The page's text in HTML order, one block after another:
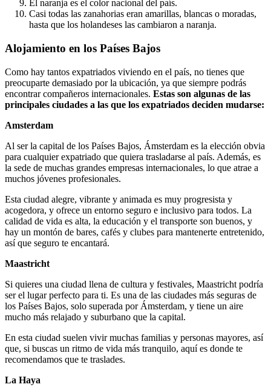
El naranja es el color nacional del país.
Casi todas las zanahorias eran amarillas, blancas o moradas,
hasta que los holandeses las cambiaron a naranja.
Alojamiento en los Países Bajos
Como hay tantos expatriados viviendo en el país, no tienes que
preocuparte demasiado por la ubicación, ya que siempre podrás
encontrar compañeros internacionales. Estas son algunas de las
principales ciudades a las que los expatriados deciden mudarse:
Amsterdam
Al ser la capital de los Países Bajos, Ámsterdam es la elección obvia
para cualquier expatriado que quiera trasladarse al país. Además, es
la sede de muchas grandes empresas internacionales, lo que atrae a
muchos jóvenes profesionales.
Esta ciudad alegre, vibrante y animada es muy progresista y
acogedora, y ofrece un entorno seguro e inclusivo para todos. La
calidad de vida es alta, la educación y el transporte son buenos, y
hay un montón de bares, cafés y clubes para mantenerte entretenido,
así que seguro te encantará.
Maastricht
Si quieres una ciudad llena de cultura y festivales, Maastricht podría
ser el lugar perfecto para ti. Es una de las ciudades más seguras de
los Países Bajos, solo superada por Ámsterdam, y tiene un aire
mucho más relajado y suburbano que la capital.
En esta ciudad suelen vivir muchas familias y personas mayores, así
que, si buscas un ritmo de vida más tranquilo, aquí es donde te
recomendamos que te traslades.
La Haya